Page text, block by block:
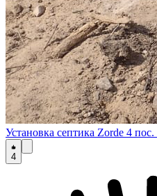
Установка септика Zorde 4
4